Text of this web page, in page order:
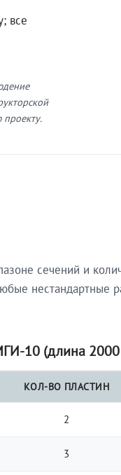
все
сечений и
нестандартные
10 (длина
КОЛ-ВО ПЛАСТИН
2
3